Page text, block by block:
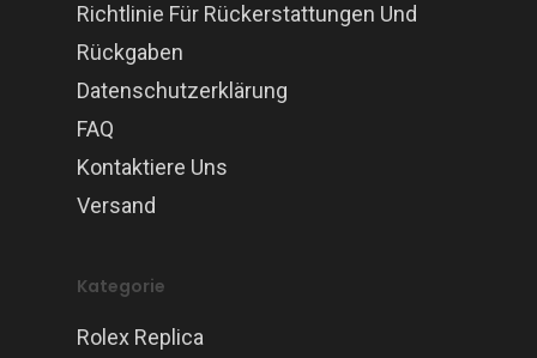
Richtlinie Für Rückerstattungen Und
Rückgaben
Datenschutzerklärung
FAQ
Kontaktiere Uns
Versand
Kategorie
Rolex Replica